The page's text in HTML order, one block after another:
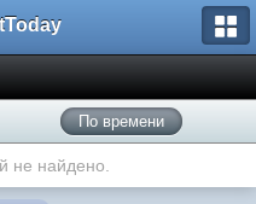
По времени
не найдено.